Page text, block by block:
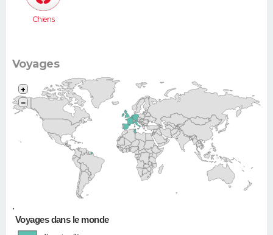
Chiens
Voyages
•
+
−
Voyages dans le monde